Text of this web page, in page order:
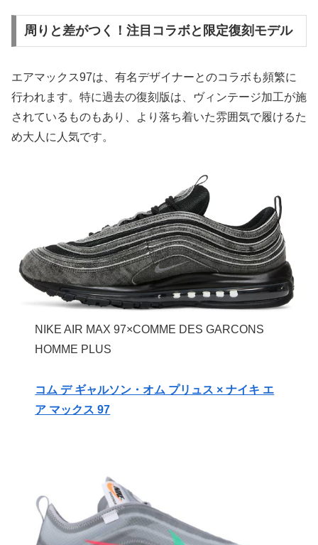
周りと差がつく！注目コラボと限定復刻モデル
エアマックス97は、有名デザイナーとのコラボも頻繁に
行われます。特に過去の復刻版は、ヴィンテージ加工が施
されているものもあり、より落ち着いた雰囲気で履けるた
め大人に人気です。
NIKE AIR MAX 97×COMME DES GARCONS
HOMME PLUS
コム デ ギャルソン・オム プリュス × ナイキ エ
ア マックス 97